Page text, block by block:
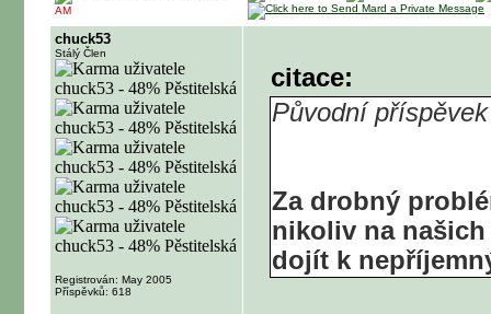
AM
chuck53
Stálý Člen
Registrován: May 2005
Příspěvků: 618
citace:
Původní
Za drobný
nikoliv na našich
dojít k